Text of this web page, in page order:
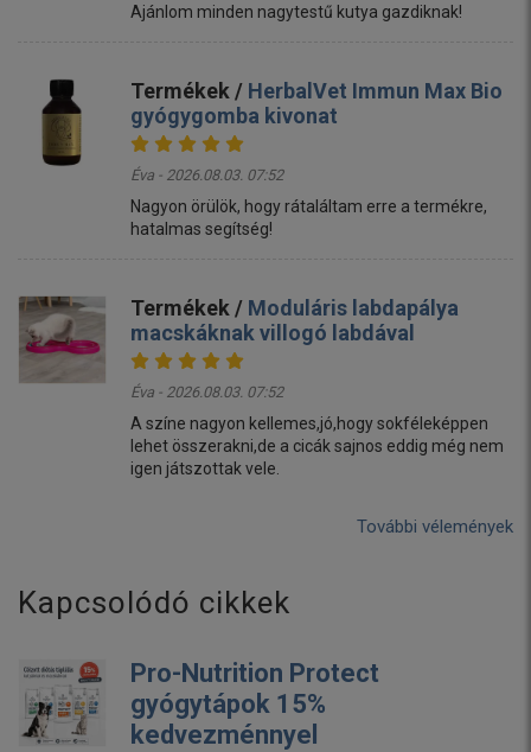
Ajánlom minden nagytestű kutya gazdiknak!
Termékek / HerbalVet Immun Max Bio
gyógygomba kivonat
Éva - 2026.08.03. 07:52
Nagyon örülök, hogy rátaláltam erre a termékre,
hatalmas segítség!
Termékek / Moduláris labdapálya
macskáknak villogó labdával
Éva - 2026.08.03. 07:52
A színe nagyon kellemes,jó,hogy sokféleképpen
lehet összerakni,de a cicák sajnos eddig még nem
igen játszottak vele.
További vélemények
Kapcsolódó cikkek
Pro-Nutrition Protect
gyógytápok 15%
kedvezménnyel